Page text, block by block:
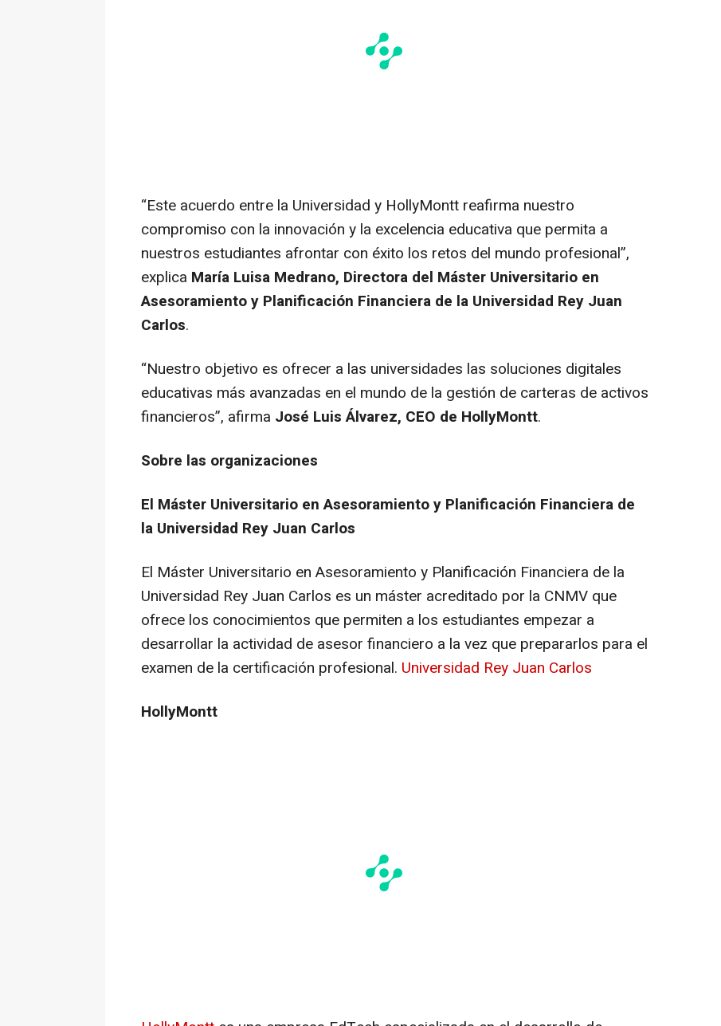
“Este acuerdo entre la Universidad y HollyMontt reafirma nuestro
compromiso con la innovación y la excelencia educativa que permita a
nuestros estudiantes afrontar con éxito los retos del mundo profesional”,
explica María Luisa Medrano, Directora del Máster Universitario en
Asesoramiento y Planificación Financiera de la Universidad Rey Juan
Carlos.
“Nuestro objetivo es ofrecer a las universidades las soluciones digitales
educativas más avanzadas en el mundo de la gestión de carteras de activos
financieros”, afirma José Luis Álvarez, CEO de HollyMontt.
Sobre las organizaciones
El Máster Universitario en Asesoramiento y Planificación Financiera de
la Universidad Rey Juan Carlos
El Máster Universitario en Asesoramiento y Planificación Financiera de la
Universidad Rey Juan Carlos es un máster acreditado por la CNMV que
ofrece los conocimientos que permiten a los estudiantes empezar a
desarrollar la actividad de asesor financiero a la vez que prepararlos para el
examen de la certificación profesional. Universidad Rey Juan Carlos
HollyMontt